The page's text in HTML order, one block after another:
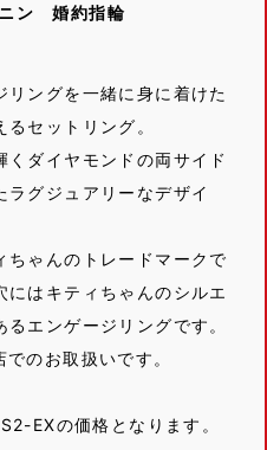
ニン 婚約指輪
リングを一緒に身に着けた
セットリング。
くダイヤモンドの両サイド
ラグジュアリーなデザイ
ちゃんのトレードマークで
にはキティちゃんのシルエ
エンゲージリングです。
のお取扱いです。
EXの価格となります。